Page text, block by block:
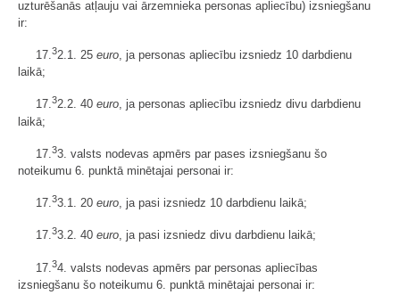
uzturēšanās atļauju vai ārzemnieka personas apliecību) izsniegšanu
ir:
17.32.1. 25 euro, ja personas apliecību izsniedz 10 darbdienu
laikā;
17.32.2. 40 euro, ja personas apliecību izsniedz divu darbdienu
laikā;
17. 33. valsts nodevas apmērs par pases izsniegšanu šo
noteikumu 6. punktā minētajai personai ir:
17.33.1. 20 euro, ja pasi izsniedz 10 darbdienu laikā;
17.33.2. 40 euro, ja pasi izsniedz divu darbdienu laikā;
17. 34. valsts nodevas apmērs par personas apliecības
izsniegšanu šo noteikumu 6. punktā minētajai personai ir: